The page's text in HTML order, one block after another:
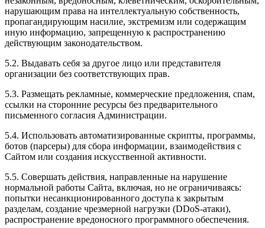
нарушающим права на интеллектуальную собственность,
пропагандирующим насилие, экстремизм или содержащим
иную информацию, запрещенную к распространению
действующим законодательством.
5.2. Выдавать себя за другое лицо или представителя
организации без соответствующих прав.
5.3. Размещать рекламные, коммерческие предложения, спам,
ссылки на сторонние ресурсы без предварительного
письменного согласия Администрации.
5.4. Использовать автоматизированные скрипты, программы,
ботов (парсеры) для сбора информации, взаимодействия с
Сайтом или создания искусственной активности.
5.5. Совершать действия, направленные на нарушение
нормальной работы Сайта, включая, но не ограничиваясь:
попытки несанкционированного доступа к закрытым
разделам, создание чрезмерной нагрузки (DDoS-атаки),
распространение вредоносного программного обеспечения.